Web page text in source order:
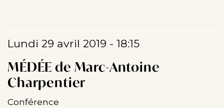
Lundi 29 avril 2019 - 18:15
MÉDÉE de Marc-Antoine
Charpentier
Conférence